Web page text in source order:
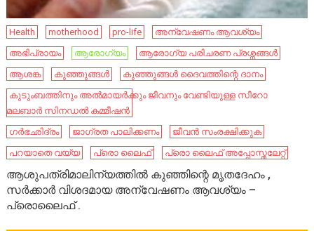
Health motherhood pro-life
അന്വേഷണം ആവശ്യം
അഭിപ്രായം
ആരോഗ്യം
ആരോഗ്യ പരിചരണ പ്രശ്നങ്ങൾ
ആശങ്ക
കുഞ്ഞുങ്ങൾ
കുഞ്ഞുങ്ങൾ ദൈവത്തിന്റെ ദാനം
കുടുംബത്തിനും അൽമായർക്കും ജീവനും വേണ്ടിയുള്ള സീറോ
മലബാർ സിനഡൽ കമ്മീഷൻ
ഗർഭഛിദ്രം
ജാഗ്രത പാലിക്കണം
ജീവൻ സംരക്ഷിക്കുക
പറയാതെ വയ്യ
പ്രൊ ലൈഫ് പ്രൊ ലൈഫ് അപ്പോസ്തലേറ്റ്
ആശുപത്രിമാലിന്യത്തിൽ കുഞ്ഞിന്റെ മൃതദേഹം ,
സർക്കാർ വിശദമായ അന്വേഷണം ആവശ്യം –
പ്രൊലൈഫ് .